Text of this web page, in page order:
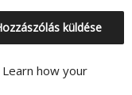
Learn how your